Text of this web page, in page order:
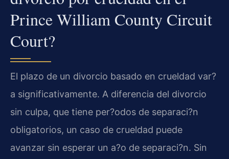
Prince William County Circuit
Court?
El plazo de un divorcio basado en crueldad var?
a significativamente. A diferencia del divorcio
sin culpa, que tiene per?odos de separaci?n
obligatorios, un caso de crueldad puede
avanzar sin esperar un a?o de separaci?n. Sin